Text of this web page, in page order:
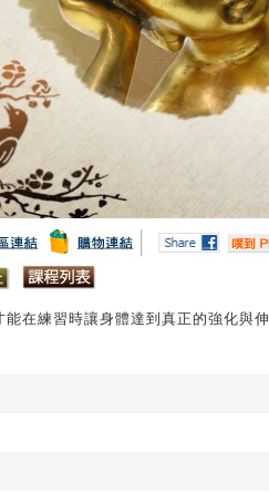
在練習時讓身體達到真正的強化與伸